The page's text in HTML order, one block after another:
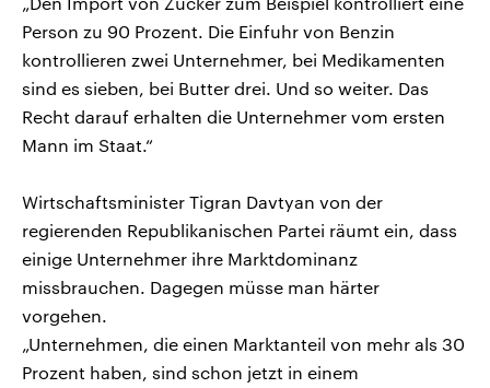
Person zu 90 Prozent. Die Einfuhr von Benzin
kontrollieren zwei Unternehmer, bei Medikamenten
sind es sieben, bei Butter drei. Und so weiter. Das
Recht darauf erhalten die Unternehmer vom ersten
Mann im Staat.“
Wirtschaftsminister Tigran Davtyan von der
regierenden Republikanischen Partei räumt ein, dass
einige Unternehmer ihre Marktdominanz
missbrauchen. Dagegen müsse man härter
vorgehen.
„Unternehmen, die einen Marktanteil von mehr als 30
Prozent haben, sind schon jetzt in einem